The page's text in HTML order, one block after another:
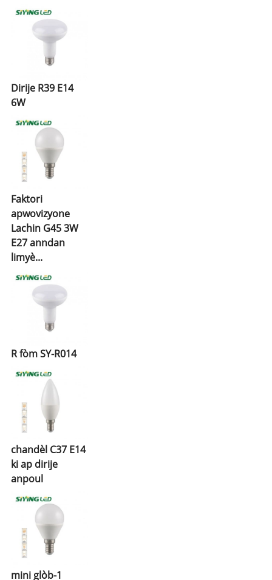
Dirije R39 E14
6W
Faktori
apwovizyone
Lachin G45 3W
E27 anndan
limyè...
R fòm SY-R014
chandèl C37 E14
ki ap dirije
anpoul
mini glòb-1